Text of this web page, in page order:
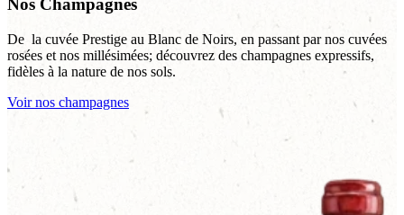
Nos Champagnes
De la cuvée Prestige au Blanc de Noirs, en passant par nos cuvées
rosées et nos millésimées; découvrez des champagnes expressifs,
fidèles à la nature de nos sols.
Voir nos champagnes